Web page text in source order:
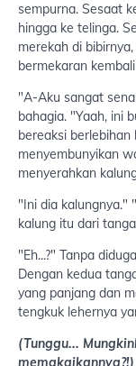
sempurna. Sesaat
hingga ke telinga.
merekah di
bermekaran
"A-Aku sangat
bahagia. "Yaah, ini
bereaksi
menyembunyikan
menyerahkan
"Ini dia kalungnya."
kalung itu dari
"Eh...?" Tanpa
Dengan kedua
yang panjang dan
tengkuk lehernya
(Tunggu...
memakaikannya?!)